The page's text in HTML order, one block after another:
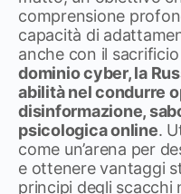
comprensione
capacità di
anche con il
dominio cyber, la
abilità nel condurre
disinformazione,
psicologica online.
come un’arena per
e ottenere vantaggi
principi degli scacchi